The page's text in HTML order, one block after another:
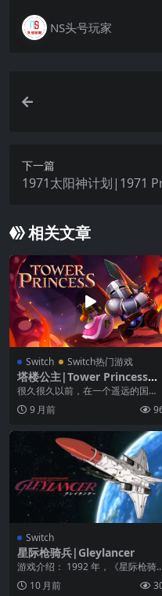
NS头号玩家
下一篇
1971太阳神计划|1971
相关文章
Switch Switch热门游戏
塔楼公主|Tower Princess中
文
很久很久以前，在一个遥远的国
度，一条恶龙囚禁了所有他遭遇的
王室后裔。来自许多王国...
9 月前
Switch
星际枪骑兵|Gleylancer
游戏介绍： 1992 年，《星际枪骑
兵》作为标志性的太空射击游戏发
布。 我们的女...
10 月前